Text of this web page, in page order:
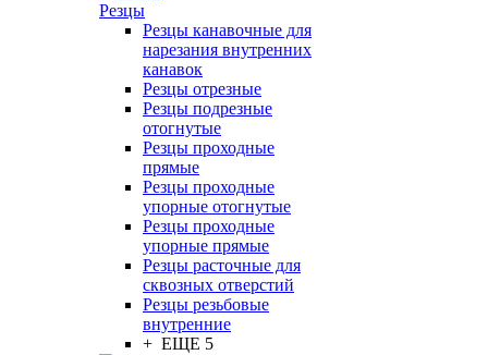
Резцы
Резцы канавочные для
нарезания внутренних
канавок
Резцы отрезные
Резцы подрезные
отогнутые
Резцы проходные
прямые
Резцы проходные
упорные отогнутые
Резцы проходные
упорные прямые
Резцы расточные для
сквозных отверстий
Резцы резьбовые
внутренние
+ ЕЩЕ 5